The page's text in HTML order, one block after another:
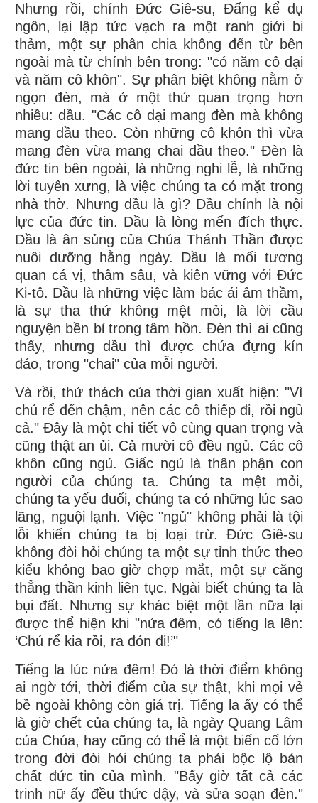
Nhưng rồi, chính Đức Giê-su, Đấng kể dụ
ngôn, lại lập tức vạch ra một ranh giới bi
thảm, một sự phân chia không đến từ bên
ngoài mà từ chính bên trong: "có năm cô dại
và năm cô khôn". Sự phân biệt không nằm ở
ngọn đèn, mà ở một thứ quan trọng hơn
nhiều: dầu. "Các cô dại mang đèn mà không
mang dầu theo. Còn những cô khôn thì vừa
mang đèn vừa mang chai dầu theo." Đèn là
đức tin bên ngoài, là những nghi lễ, là những
lời tuyên xưng, là việc chúng ta có mặt trong
nhà thờ. Nhưng dầu là gì? Dầu chính là nội
lực của đức tin. Dầu là lòng mến đích thực.
Dầu là ân sủng của Chúa Thánh Thần được
nuôi dưỡng hằng ngày. Dầu là mối tương
quan cá vị, thâm sâu, và kiên vững với Đức
Ki-tô. Dầu là những việc làm bác ái âm thầm,
là sự tha thứ không mệt mỏi, là lời cầu
nguyện bền bỉ trong tâm hồn. Đèn thì ai cũng
thấy, nhưng dầu thì được chứa đựng kín
đáo, trong "chai" của mỗi người.
Và rồi, thử thách của thời gian xuất hiện: "Vì
chú rể đến chậm, nên các cô thiếp đi, rồi ngủ
cả." Đây là một chi tiết vô cùng quan trọng và
cũng thật an ủi. Cả mười cô đều ngủ. Các cô
khôn cũng ngủ. Giấc ngủ là thân phận con
người của chúng ta. Chúng ta mệt mỏi,
chúng ta yếu đuối, chúng ta có những lúc sao
lãng, nguội lạnh. Việc "ngủ" không phải là tội
lỗi khiến chúng ta bị loại trừ. Đức Giê-su
không đòi hỏi chúng ta một sự tỉnh thức theo
kiểu không bao giờ chợp mắt, một sự căng
thẳng thần kinh liên tục. Ngài biết chúng ta là
bụi đất. Nhưng sự khác biệt một lần nữa lại
được thể hiện khi "nửa đêm, có tiếng la lên:
‘Chú rể kia rồi, ra đón đi!’"
Tiếng la lúc nửa đêm! Đó là thời điểm không
ai ngờ tới, thời điểm của sự thật, khi mọi vẻ
bề ngoài không còn giá trị. Tiếng la ấy có thể
là giờ chết của chúng ta, là ngày Quang Lâm
của Chúa, hay cũng có thể là một biến cố lớn
trong đời đòi hỏi chúng ta phải bộc lộ bản
chất đức tin của mình. "Bấy giờ tất cả các
trinh nữ ấy đều thức dậy, và sửa soạn đèn."